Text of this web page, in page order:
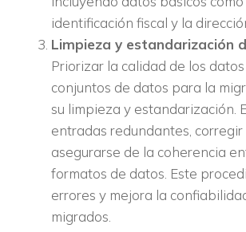
identificación fiscal y la
Limpieza y estandarización
Priorizar la calidad de los
conjuntos de datos para la
su limpieza y estandarización.
entradas redundantes,
asegurarse de la coherencia
formatos de datos. Este
errores y mejora la
migrados.